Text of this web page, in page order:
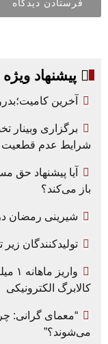
پیشنهاد ویژه
آخرین
برگزاری وبینار
شرایط عدم قطعیت
باز می‌کند؟
شیرینی رمضان
تولیدکنندگان
کالابرگ الکترونیکی
“معمای گرانی:
می‌شوند؟”